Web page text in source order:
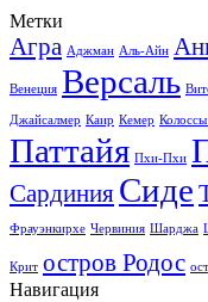
Метки
Агра Аджман Аль-Айн
Венеция Версаль
Джайсалмер Каир Кемер
Паттайя Пхи-Пхи
Сардиния Сиде
Фрауэнкирхе Червиния Шарджа
Крит остров Родос
Навигация